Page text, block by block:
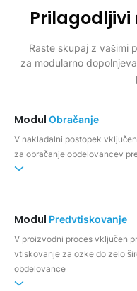
Prilagodljivi
Raste skupaj z vašimi
za modularno
Modul Obračanje
V nakladalni postopek
za obračanje obdelovancev
Modul Predvtiskovanje
V proizvodni proces vključen
vtiskovanje za ozke do zelo
obdelovance